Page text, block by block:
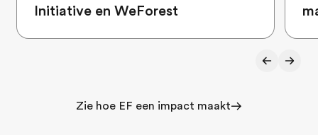
Initiative en WeForest
Zie hoe EF een impact maakt